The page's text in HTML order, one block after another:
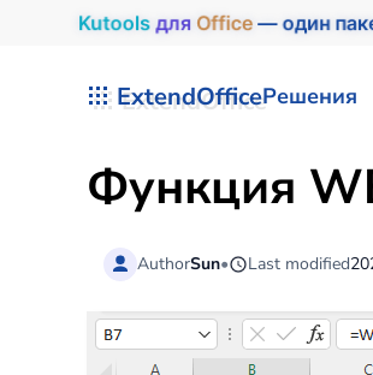
Kutoolsдля Office— один
ExtendOfficeРешения
Функция
AuthorSun• Last modified